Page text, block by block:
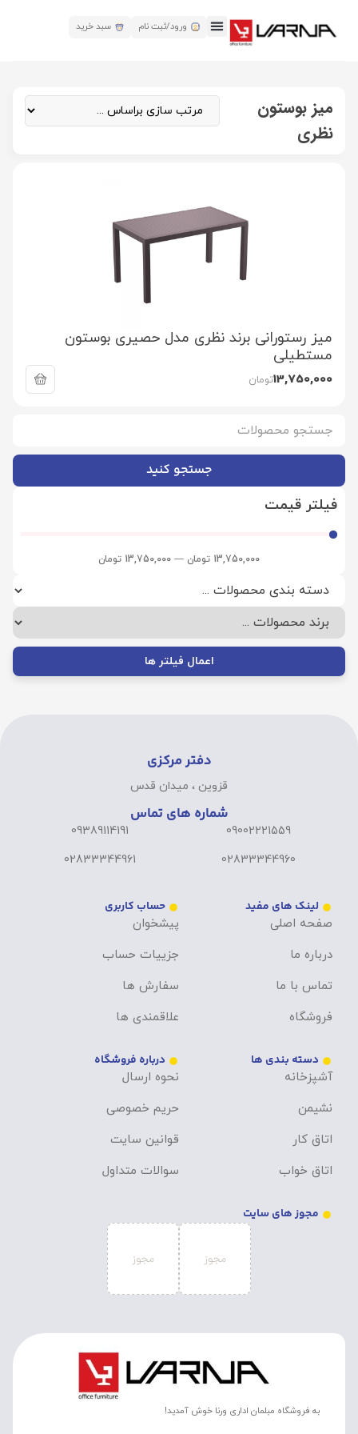
ورود/ثبت نام سبد خرید
جستجو کنید
فیلتر قیمت
13,750,000 تومان —
13,750,000 تومان
اعمال فیلتر ها
میز بوستون
نظری
میز رستورانی برند نظری مدل حصیری بوستون
مستطیلی
13,750,000تومان
دفتر مرکزی
قزوین ، میدان قدس
شماره های تماس
09002221559
02833344960
09389114191
02833344961
لینک های مفید
صفحه اصلی
درباره ما
تماس با ما
فروشگاه
حساب کاربری
پیشخوان
جزییات حساب
سفارش ها
علاقمندی ها
دسته بندی ها
آشپزخانه
نشیمن
اتاق کار
اتاق خواب
درباره فروشگاه
نحوه ارسال
حریم خصوصی
قوانین سایت
سوالات متداول
مجوز های سایت
به فروشگاه مبلمان اداری ورنا خوش آمدید!